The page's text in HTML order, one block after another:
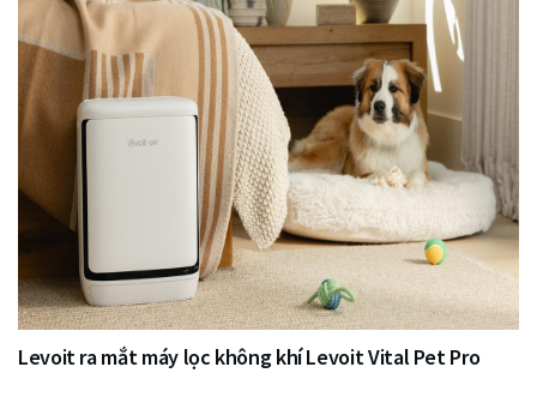
Levoit ra mắt máy lọc không khí Levoit Vital Pet Pro